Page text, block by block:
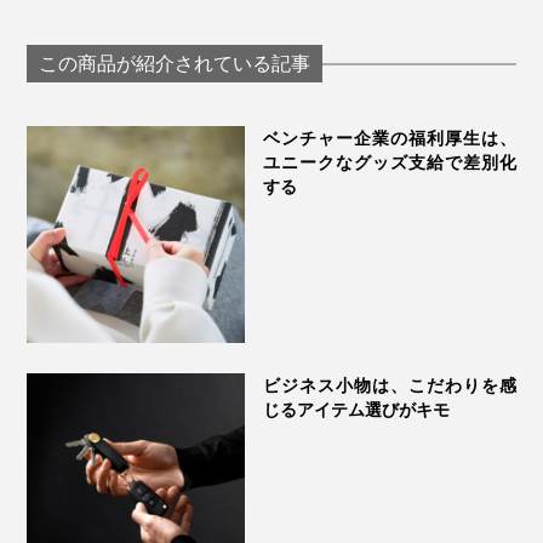
る。カバーを台紙にすれば、立ったまま、どこでもメモ
やスケッチを書けます。
『ペーパージャケットflex』のカバーは防水仕様。水に
強いので、カフェや屋外へ、気軽に持ち運びできます。
スポーツやアウトドアでの利用も◎。
3000円以上もする、有名なノートブックも買ったこと
はありますが、もったいなく感じて、結局、使えなかっ
た（笑）
気軽にドンドン書いて、保存できて、いらなくなったら
捨てる。電車でも寝床でも、ずっと考えているので、ど
こでも思いついたら、すぐ書ける。そんな理想を実現し
たのが、『ペーパージャケットflex』です。
（粘着タイプ）」｜
シルバー／スペース
この商品が紹介されている記事
ベンチャー企業の福利厚生は、
ユニークなグッズ支給で差別化
する
ビジネス小物は、こだわりを感
じるアイテム選びがキモ